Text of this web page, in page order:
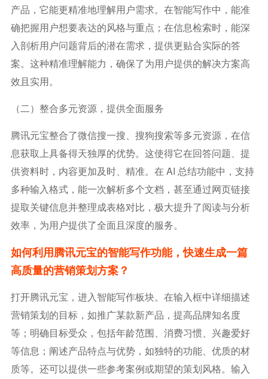
产品，它能更精准地理解用户需求。在智能写作中，能准
确把握用户想要表达的风格与重点；在信息检索时，能深
入剖析用户问题背后的潜在需求，提供更贴合实际的答
案。这种精准理解能力，确保了为用户提供的解决方案高
效且实用。
（二）整合多元资源，提供全面服务
腾讯元宝整合了微信搜一搜、搜狗搜索等多元资源，在信
息获取上具备得天独厚的优势。这使得它在回答问题、提
供资料时，内容更加及时、精准。在 AI 总结功能中，支持
多种输入格式，能一次解析多个文档，甚至通过网页链接
提取关键信息并整理成表格对比，极大提升了阅读与分析
效率，为用户提供了全面且深度的服务。
如何利用腾讯元宝的智能写作功能，快速生成一篇
高质量的营销策划方案？
打开腾讯元宝，进入智能写作板块。在输入框中详细描述
营销策划的目标，如推广某款新产品，提高品牌知名度
等；明确目标受众，包括年龄范围、消费习惯、兴趣爱好
等信息；阐述产品特点与优势，如独特的功能、优质的材
质等。还可以提供一些参考案例或期望的策划风格。输入